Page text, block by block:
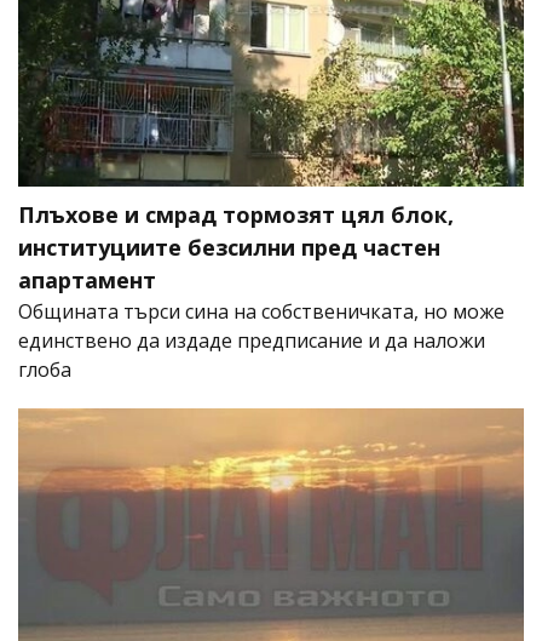
Плъхове и смрад тормозят цял блок,
институциите безсилни пред частен
апартамент
Общината търси сина на собственичката, но може
единствено да издаде предписание и да наложи
глоба